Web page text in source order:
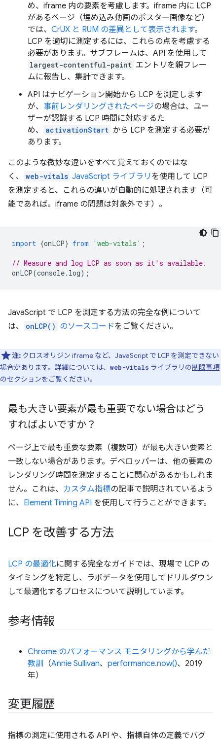
め、iframe 内の要素を考慮します。iframe 内に LCP
があるページ（埋め込み動画のポスター画像など）
では、 CrUX と RUM の差異として表示されます。
LCP を適切に測定するには、これらの点を考慮する
必要があります。サブフレームは、API を使用して
largest-contentful-paint エントリを親フレー
ムに報告し、集計できます。
API はナビゲーション開始から LCP を測定します
が、 事前レンダリングされたページの場合は、ユー
ザーが認識する LCP 時間に対応するた
め、
activationStart から LCP を測定する必要が
あります。
このような微妙な違いをすべて覚えておくのではな
く、
web-vitals JavaScript ライブラリ を使用して LCP
を測定すると、これらの違いが自動的に処理されます（可
能であれば。iframe の問題は対象外です）。
import {onLCP} from 'web-vitals' ;
// Measure and log LCP as soon as it's available.
onLCP(console. log);
JavaScript で LCP を測定する方法の完全な例について
は、
onLCP() のソースコードをご覧ください。
注: クロスオリジン iframe など、JavaScript で LCP を測定できない
場合があります。詳細については、 web-vitals ライブラリの制限事項
のセクションをご覧ください。
最も大きい要素が最も重要でない場合はどう
すればよいですか？
ページ上で最も重要な要素（複数可）が最も大きい要素と
一致しない場合があります。デベロッパーは、他の要素の
レンダリング時間を測定することに関心があるかもしれま
せん。これは、 カスタム指標の記事で説明されているよう
に、 Element Timing API を使用して行うことができます。
LCP を改善する方法
LCP の最適化に関する完全なガイドでは、現場で LCP の
タイミングを特定し、ラボデータを使用してドリルダウン
して最適化するプロセスについて説明しています。
参考情報
Chrome のパフォーマンス モニタリングから学んだ
教訓
（Annie Sullivan、 performance.now()、2019
年）
変更履歴
指標の測定に使用される API や、指標自体の定義でバグ